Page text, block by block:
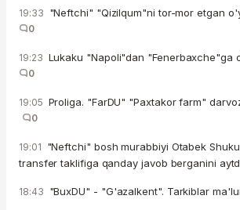
19:33 "Neftchi" "Qizilqum"ni tor-mor etgan
0
19:23 Lukaku "Napoli"dan "Fenerbaxche"ga
0
19:05 Proliga. "FarDU" "Paxtakor farm"
0
19:01 "Neftchi" bosh murabbiyi Otabek
transfer taklifiga qanday javob berganini
18:43 "BuxDU" - "G'azalkent". Tarkiblar